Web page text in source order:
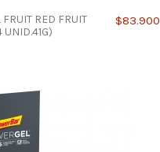
RED FRUIT
UNID.41G)
$83.900